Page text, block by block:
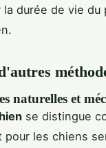
durée de vie
naturelles et
se distingue
pour les chiens